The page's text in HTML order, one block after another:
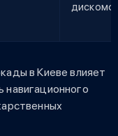
в Киеве влияет